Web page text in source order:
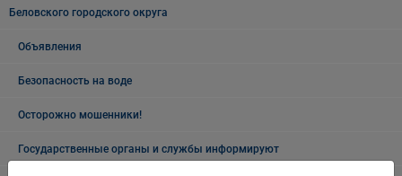
Беловского городского округа
Объявления
Безопасность на воде
Осторожно мошенники!
Государственные органы и службы информируют